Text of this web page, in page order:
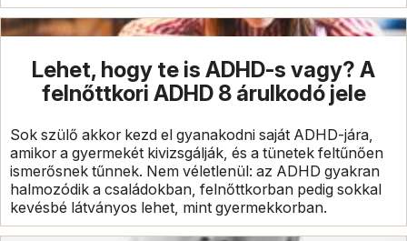
Lehet, hogy te is ADHD-s vagy? A
felnőttkori ADHD 8 árulkodó jele
Sok szülő akkor kezd el gyanakodni saját ADHD-jára,
amikor a gyermekét kivizsgálják, és a tünetek feltűnően
ismerősnek tűnnek. Nem véletlenül: az ADHD gyakran
halmozódik a családokban, felnőttkorban pedig sokkal
kevésbé látványos lehet, mint gyermekkorban.